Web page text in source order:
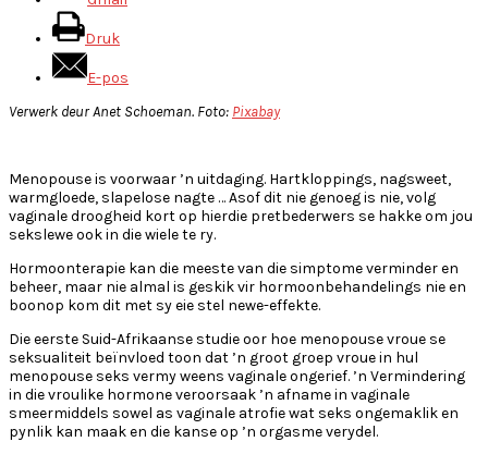
Druk
E-pos
Verwerk deur Anet Schoeman. Foto: Pixabay
Menopouse is voorwaar ’n uitdaging. Hartkloppings, nagsweet,
warmgloede, slapelose nagte … Asof dit nie genoeg is nie, volg
vaginale droogheid kort op hierdie pretbederwers se hakke om jou
sekslewe ook in die wiele te ry.
Hormoonterapie kan die meeste van die simptome verminder en
beheer, maar nie almal is geskik vir hormoonbehandelings nie en
boonop kom dit met sy eie stel newe-effekte.
Die eerste Suid-Afrikaanse studie oor hoe menopouse vroue se
seksualiteit beïnvloed toon dat ’n groot groep vroue in hul
menopouse seks vermy weens vaginale ongerief. ’n Vermindering
in die vroulike hormone veroorsaak ’n afname in vaginale
smeermiddels sowel as vaginale atrofie wat seks ongemaklik en
pynlik kan maak en die kanse op ’n orgasme verydel.